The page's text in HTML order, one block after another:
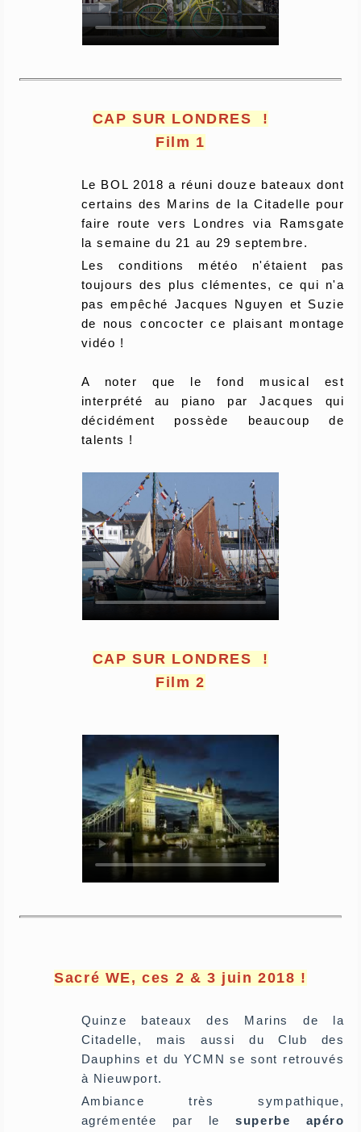
CAP SUR LONDRES !
Film 1
Le BOL 2018 a réuni douze bateaux dont
certains des Marins de la Citadelle pour
faire route vers Londres via Ramsgate
la semaine du 21 au 29 septembre.
Les conditions météo n'étaient pas
toujours des plus clémentes, ce qui n'a
pas empêché Jacques Nguyen et Suzie
de nous concocter ce plaisant montage
vidéo !
A noter que le fond musical est
interprété au piano par Jacques qui
décidément possède beaucoup de
talents !
CAP SUR LONDRES !
Film 2
Sacré WE, ces 2 & 3 juin 2018 !
Quinze bateaux des Marins de la
Citadelle, mais aussi du Club des
Dauphins et du YCMN se sont retrouvés
à Nieuwport.
Ambiance très sympathique,
agrémentée par le
superbe apéro